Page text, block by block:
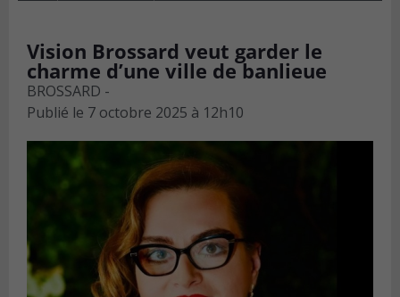
Vision Brossard veut garder le
charme d’une ville de banlieue
BROSSARD -
Publié le 7 octobre 2025 à 12h10